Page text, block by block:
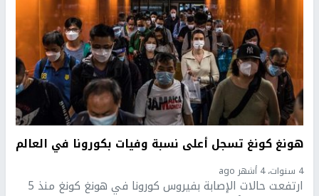
هونغ كونغ تسجل أعلى نسبة وفيات بكورونا في العالم
4 سنوات، 4 أشهر ago
ارتفعت حالات الإصابة بفيروس كورونا في هونغ كونغ منذ 5